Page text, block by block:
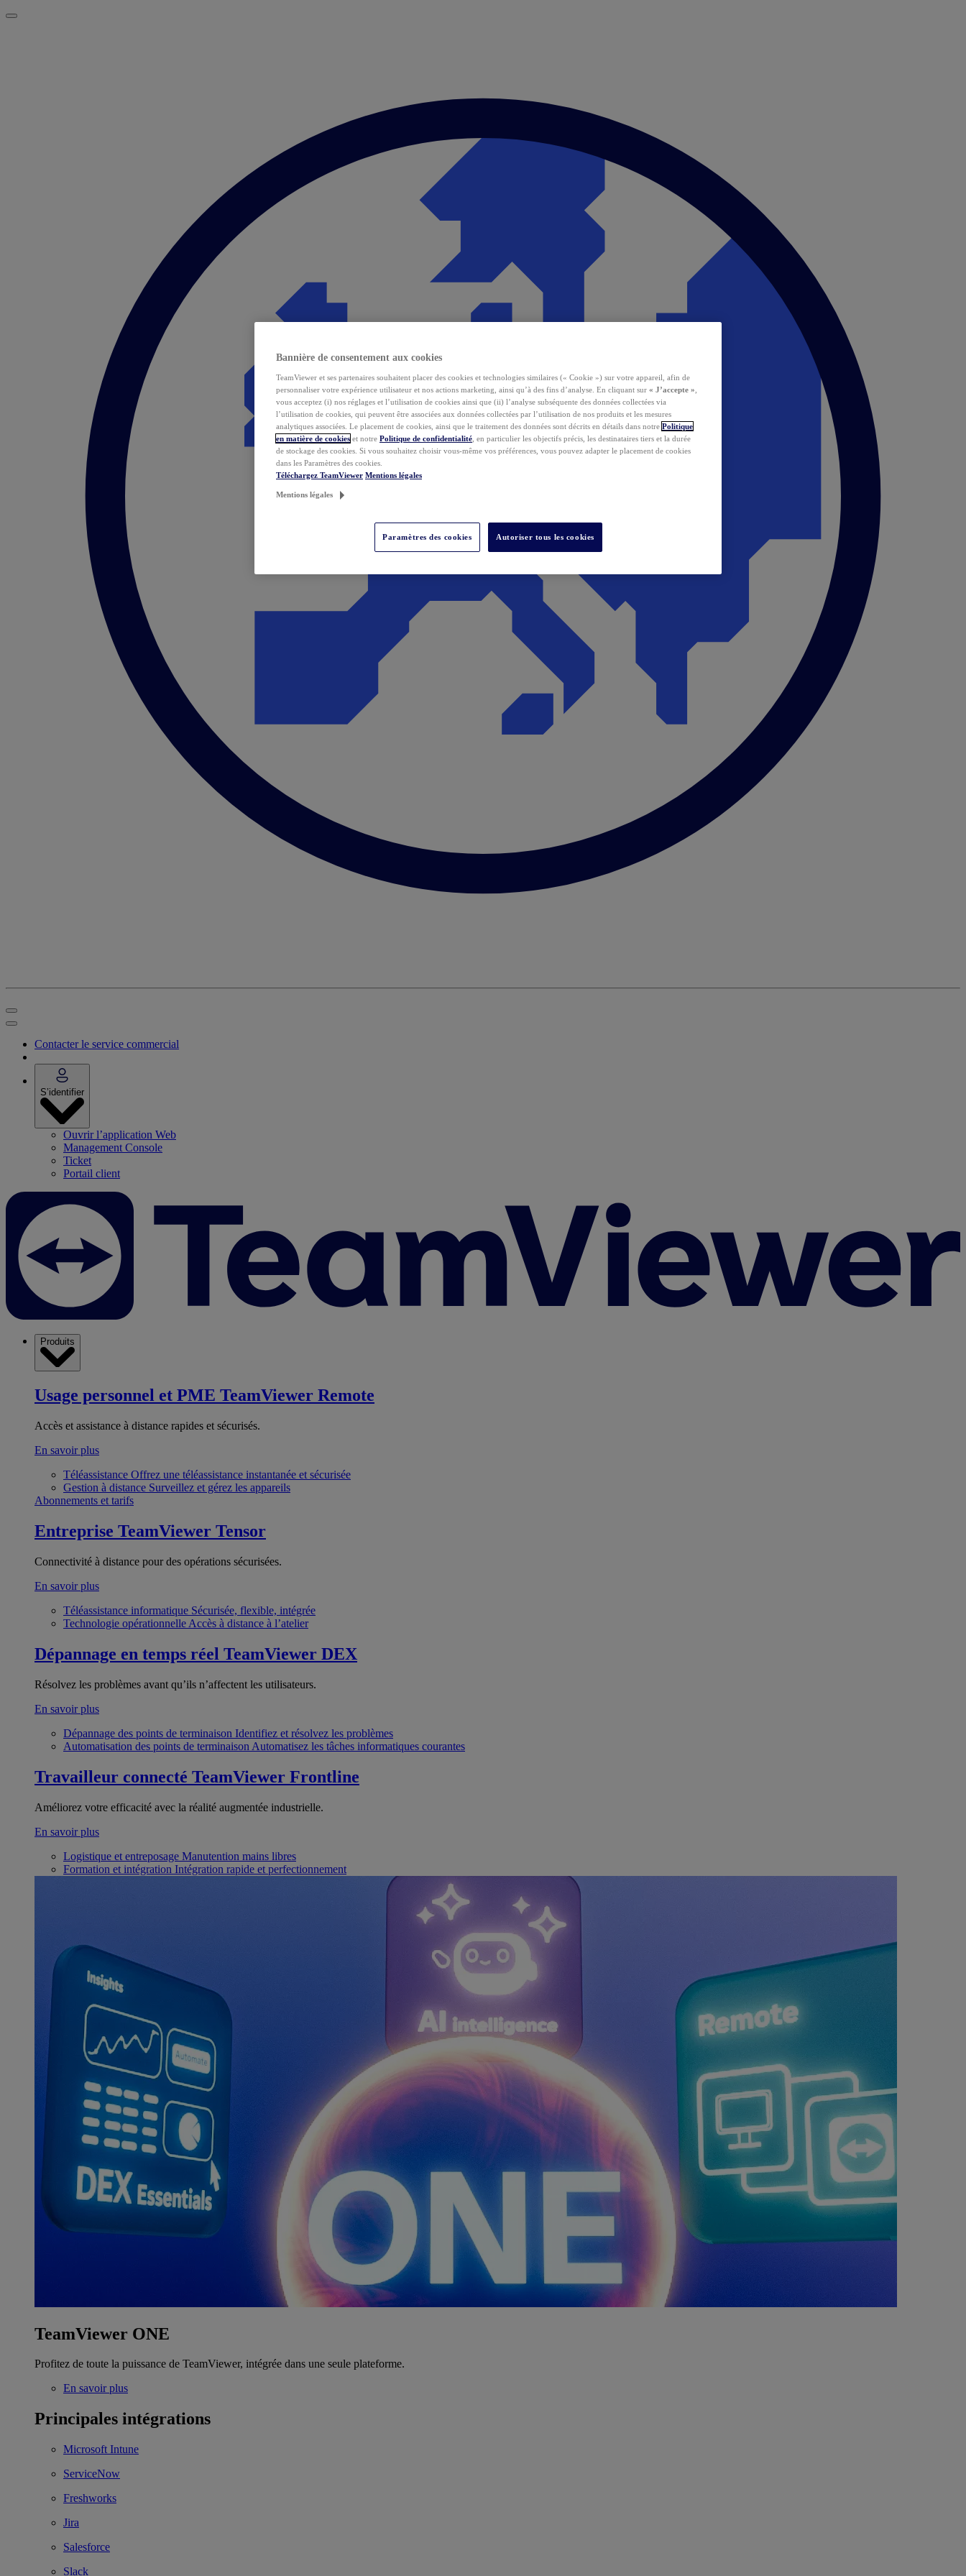
Contacter le service commercial
S’identifier
Ouvrir l’application Web
Management Console
Ticket
Portail client
Produits
Usage personnel et PME TeamViewer Remote
Accès et assistance à distance rapides et sécurisés.
En savoir plus
Téléassistance Offrez une téléassistance instantanée et sécurisée
Gestion à distance Surveillez et gérez les appareils
Abonnements et tarifs
Entreprise TeamViewer Tensor
Connectivité à distance pour des opérations sécurisées.
En savoir plus
Téléassistance informatique Sécurisée, flexible, intégrée
Technologie opérationnelle Accès à distance à l’atelier
Dépannage en temps réel TeamViewer DEX
Résolvez les problèmes avant qu’ils n’affectent les utilisateurs.
En savoir plus
Dépannage des points de terminaison Identifiez et résolvez les problèmes
Automatisation des points de terminaison Automatisez les tâches informatiques courantes
Travailleur connecté TeamViewer Frontline
Améliorez votre efficacité avec la réalité augmentée industrielle.
En savoir plus
Logistique et entreposage Manutention mains libres
Formation et intégration Intégration rapide et perfectionnement
TeamViewer ONE
Profitez de toute la puissance de TeamViewer, intégrée dans une seule plateforme.
En savoir plus
Principales intégrations
Microsoft Intune
ServiceNow
Freshworks
Jira
Salesforce
Slack
Bannière de consentement aux cookies
TeamViewer et ses partenaires souhaitent placer des cookies et technologies similaires (« Cookie ») sur votre appareil, afin de
personnaliser votre expérience utilisateur et nos actions marketing, ainsi qu’à des fins d’analyse. En cliquant sur « J’accepte »
vous acceptez (i) nos réglages et l’utilisation de cookies ainsi que (ii) l’analyse subséquente des données collectées via
l’utilisation de cookies, qui peuvent être associées aux données collectées par l’utilisation de nos produits et les mesures
analytiques associées. Le placement de cookies, ainsi que le traitement des données sont décrits en détails dans notre Politique
en matière de cookies et notre Politique de confidentialité , en particulier les objectifs précis, les destinataires tiers et la durée
de stockage des cookies. Si vous souhaitez choisir vous-même vos préférences, vous pouvez adapter le placement de cookies
dans les Paramètres des cookies.
Téléchargez TeamViewer Mentions légales
Mentions légales
Paramètres des cookies Autoriser tous les cookies